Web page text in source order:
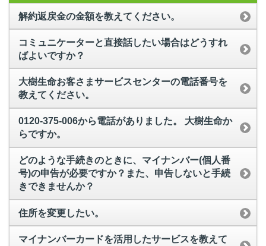
解約返戻金の金額を教えてください。
コミュニケーターと直接話したい場合はどうすれ
ばよいですか？
大樹生命お客さまサービスセンターの電話番号を
教えてください。
0120-375-006から電話がありました。 大樹生命か
らですか。
どのような手続きのときに、マイナンバー(個人番
号)の申告が必要ですか？また、申告しないと手続
きできませんか？
住所を変更したい。
マイナンバーカードを活用したサービスを教えて